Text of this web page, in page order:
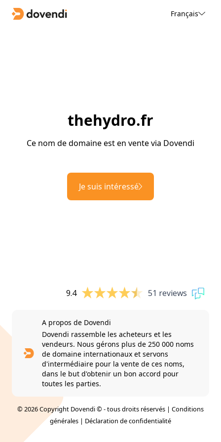
Français
thehydro.fr
Ce nom de domaine est en vente via Dovendi
Je suis intéressé
9.4 51 reviews
A propos de Dovendi
Dovendi rassemble les acheteurs et les
vendeurs. Nous gérons plus de 250 000 noms
de domaine internationaux et servons
d'intermédiaire pour la vente de ces noms,
dans le but d'obtenir un bon accord pour
toutes les parties.
© 2026 Copyright Dovendi © - tous droits réservés | Conditions
générales | Déclaration de confidentialité